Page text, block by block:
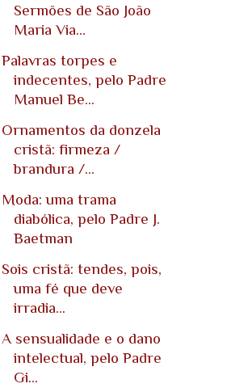
Sermões de São João
Maria Via...
Palavras torpes e
indecentes, pelo Padre
Manuel Be...
Ornamentos da donzela
cristã: firmeza /
brandura /...
Moda: uma trama
diabólica, pelo Padre J.
Baetman
Sois cristã: tendes, pois,
uma fé que deve
irradia...
A sensualidade e o dano
intelectual, pelo Padre
Gi...